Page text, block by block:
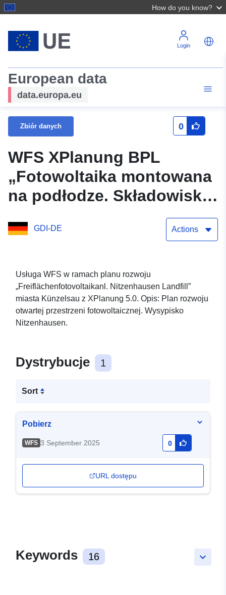
How do you know?
Login
European data
data.europa.eu
Zbiór danych 0
WFS XPlanung BPL
„Fotowoltaika montowana
na podłodze. Składowisko
GDI-DE Actions
Usługa WFS w ramach planu rozwoju
„Freiflächenfotovoltaikanl. Nitzenhausen Landfill”
miasta Künzelsau z XPlanung 5.0. Opis: Plan rozwoju
otwartej przestrzeni fotowoltaicznej. Wysypisko
Nitzenhausen.
Dystrybucje 1
Sort
Pobierz
WFS 3 September 2025 0
URL dostępu
keyboard_arrow_down
Keywords 16